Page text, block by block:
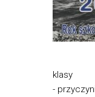
klasy
-